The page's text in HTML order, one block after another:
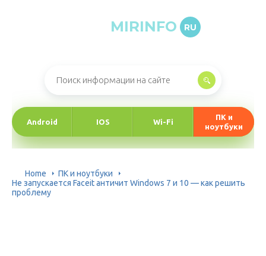
MIRINFO RU
Android IOS Wi-Fi
ПК и
ноутбуки
Home
ПК и ноутбуки
Не запускается Faceit античит Windows 7 и 10 — как решить
проблему